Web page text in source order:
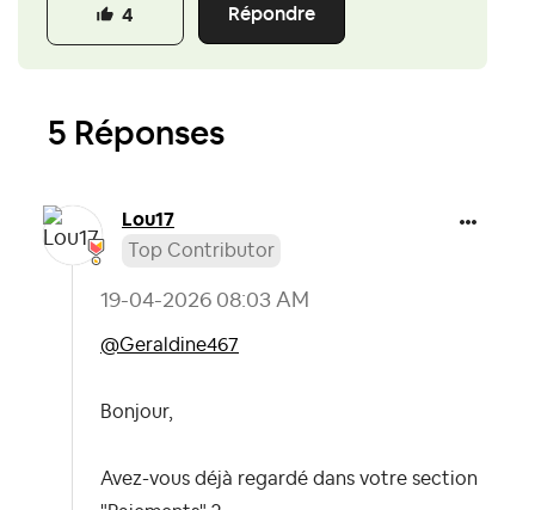
Répondre
4
5 Réponses
Lou17
Top Contributor
‎19-04-2026 08:03 AM
@Geraldine467
Bonjour,
Avez-vous déjà regardé dans votre section